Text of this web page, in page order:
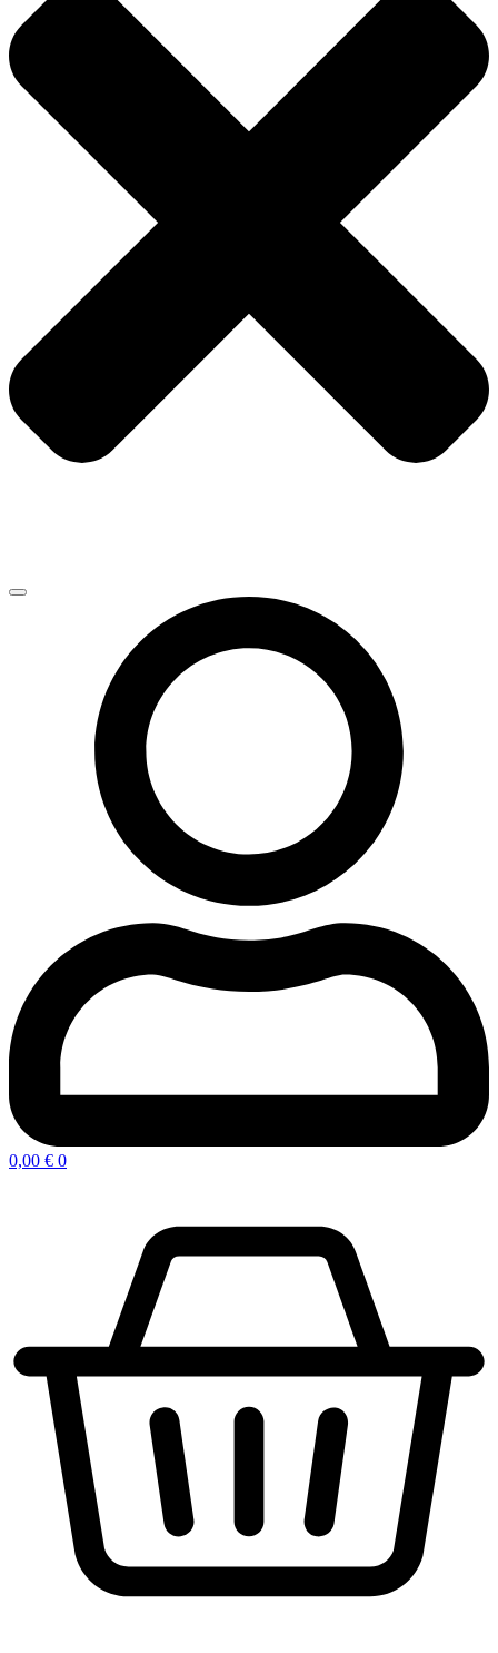
0,00 € 0